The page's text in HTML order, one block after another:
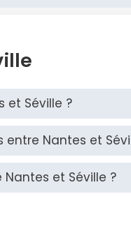
et Séville ?
Nantes et
et Séville ?